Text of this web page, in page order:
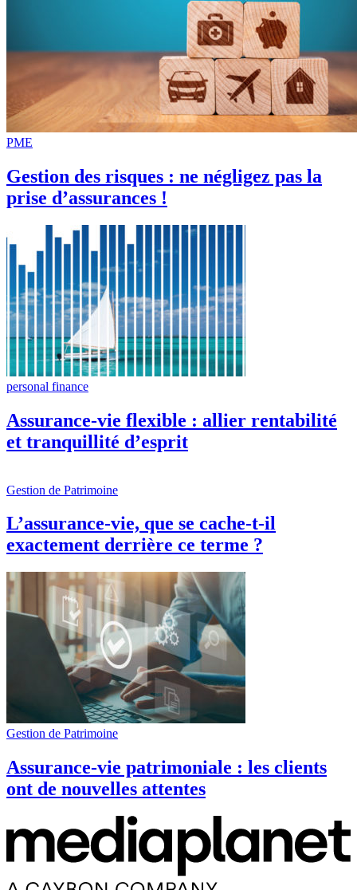
PME
Gestion des risques : ne négligez pas la
prise d’assurances !
personal finance
Assurance-vie flexible : allier rentabilité
et tranquillité d’esprit
Gestion de Patrimoine
L’assurance-vie, que se cache-t-il
exactement derrière ce terme ?
Gestion de Patrimoine
Assurance-vie patrimoniale : les clients
ont de nouvelles attentes